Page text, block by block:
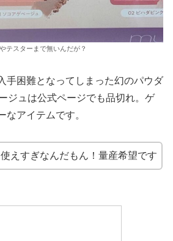
テスターまで無いんだが？
手困難となってしまった幻のパウダ
ジュは公式ページでも品切れ。ゲ
なアイテムです。
えすぎなんだもん！量産希望です